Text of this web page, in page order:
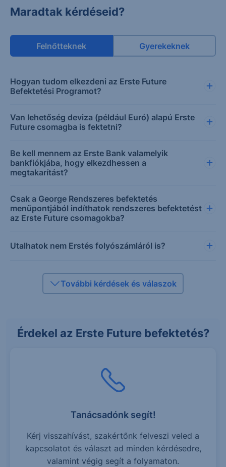
Maradtak kérdéseid?
Felnőtteknek Gyerekeknek
Hogyan tudom elkezdeni az Erste Future
Befektetési Programot?
Van lehetőség deviza (például Euró) alapú Erste
Future csomagba is fektetni?
Be kell mennem az Erste Bank valamelyik
bankfiókjába, hogy elkezdhessen a
megtakarítást?
Csak a George Rendszeres befektetés
menüpontjából indíthatok rendszeres befektetést
az Erste Future csomagokba?
Utalhatok nem Erstés folyószámláról is?
További kérdések és válaszok
Érdekel az Erste Future befektetés?
Tanácsadónk segít!
Kérj visszahívást, szakértőnk felveszi veled a
kapcsolatot és választ ad minden kérdésedre,
valamint végig segít a folyamaton.